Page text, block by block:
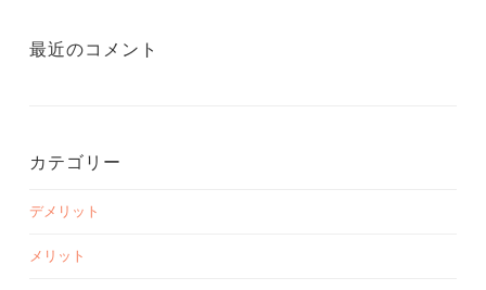
最近のコメント
カテゴリー
デメリット
メリット